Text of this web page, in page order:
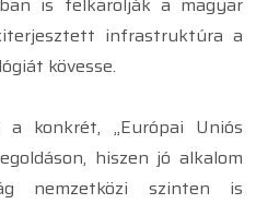
infrastruktúra a
kövesse.
konkrét, „Európai Uniós
hiszen jó alkalom
nemzetközi szinten is